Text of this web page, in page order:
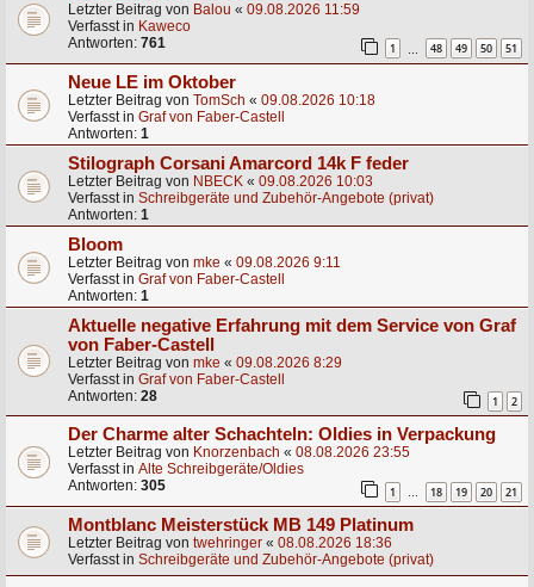
Letzter Beitrag von Balou « 09.08.2026 11:59
Verfasst in Kaweco
Antworten: 761 1 48 49 50 51
Neue LE im Oktober
Letzter Beitrag von TomSch « 09.08.2026 10:18
Verfasst in Graf von Faber-Castell
Antworten: 1
Stilograph Corsani Amarcord 14k F feder
Letzter Beitrag von NBECK « 09.08.2026 10:03
Verfasst in Schreibgeräte und Zubehör-Angebote (privat)
Antworten: 1
Bloom
Letzter Beitrag von mke « 09.08.2026 9:11
Verfasst in Graf von Faber-Castell
Antworten: 1
Aktuelle negative Erfahrung mit dem Service von Graf
von Faber-Castell
Letzter Beitrag von mke « 09.08.2026 8:29
Verfasst in Graf von Faber-Castell
Antworten: 28 1 2
Der Charme alter Schachteln: Oldies in Verpackung
Letzter Beitrag von Knorzenbach « 08.08.2026 23:55
Verfasst in Alte Schreibgeräte/Oldies
Antworten: 305 1 … 18 19 20 21
Montblanc Meisterstück MB 149 Platinum
Letzter Beitrag von twehringer « 08.08.2026 18:36
Verfasst in Schreibgeräte und Zubehör-Angebote (privat)